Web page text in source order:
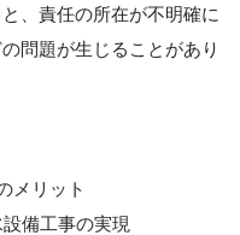
、責任の所在が不明確に
問題が生じることがあり
メリット
備工事の実現